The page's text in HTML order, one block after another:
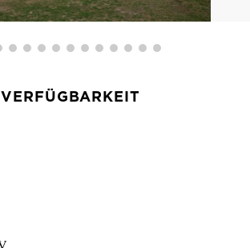
VERFÜGBARKEIT